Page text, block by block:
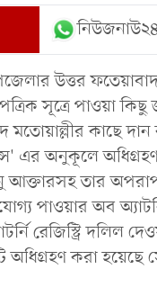
উত্তর
সূত্রে পাওয়া
কাছে
এর অনুকূলে
আক্তারসহ তার
পাওয়ার অব
রেজিস্ট্রি
অধিগ্রহণ করা